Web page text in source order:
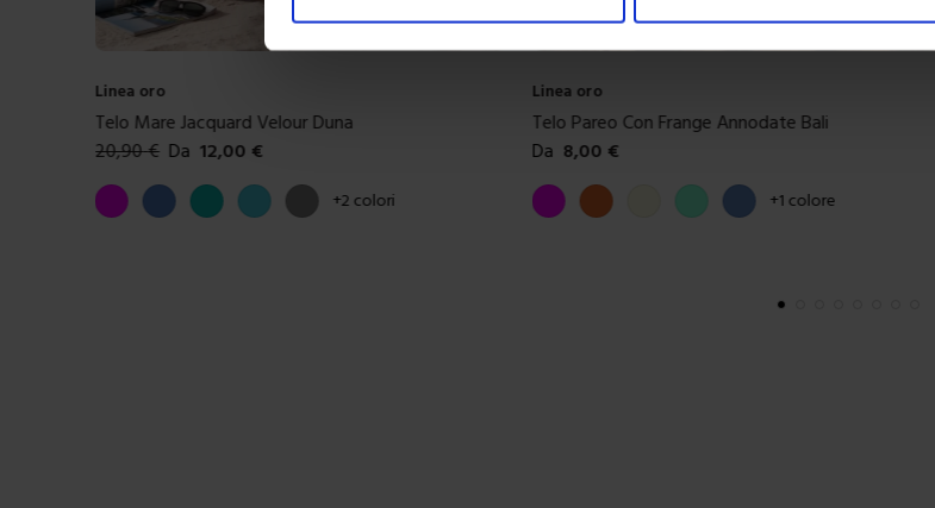
Linea oro
Telo Pareo Con Frange Annodate Bali
Da 8,00 €
Colori disponibili
FucsiaArancione
Beige Acqua marina
Blu denim
+1colore
Linea oro
Telo Jacquard Velour Zavar
13,90€ Da
Colori disponibili
Blue Multicolore